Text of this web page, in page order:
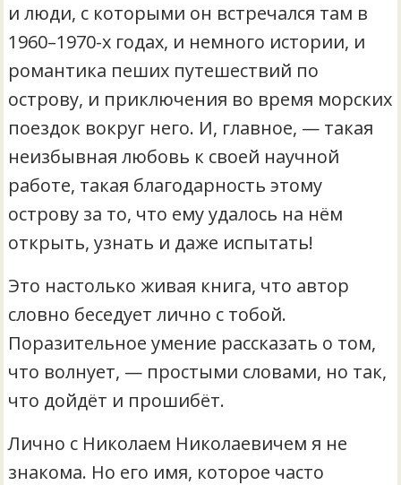
и люди, с которыми он встречался там в
1960–1970-х годах, и немного истории, и
романтика пеших путешествий по
острову, и приключения во время морских
поездок вокруг него. И, главное, — такая
неизбывная любовь к своей научной
работе, такая благодарность этому
острову за то, что ему удалось на нём
открыть, узнать и даже испытать!
Это настолько живая книга, что автор
словно беседует лично с тобой.
Поразительное умение рассказать о том,
что волнует, — простыми словами, но так,
что дойдёт и прошибёт.
Лично с Николаем Николаевичем я не
знакома. Но его имя, которое часто